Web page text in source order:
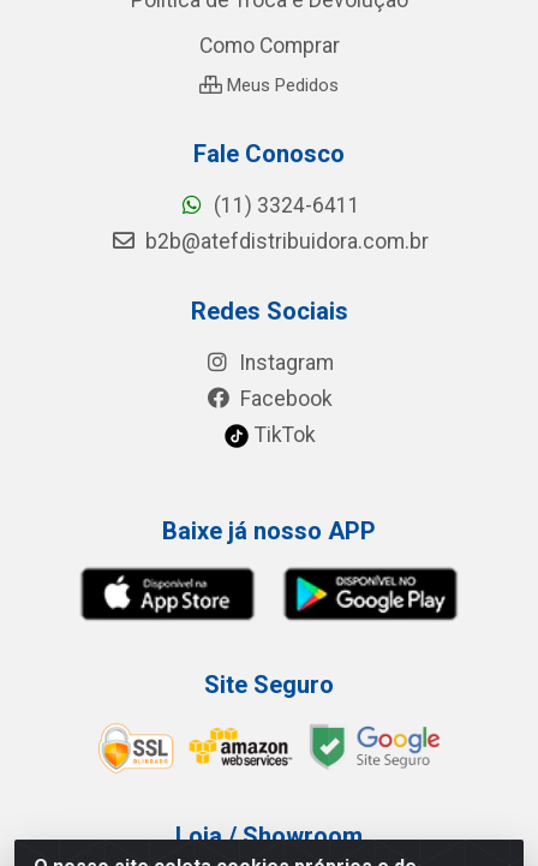
Como Comprar
Meus Pedidos
Fale Conosco
(11) 3324-6411
b2b@atefdistribuidora.com.br
Redes Sociais
Instagram
Facebook
TikTok
Baixe já nosso APP
Site Seguro
Loja / Showroom